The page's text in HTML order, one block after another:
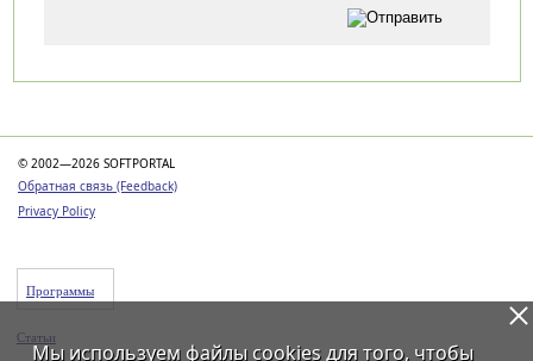
© 2002—2026 SOFTPORTAL
Обратная связь (Feedback)
Privacy Policy
Программы
Статьи
Мы используем файлы cookiesдля того, чтобы